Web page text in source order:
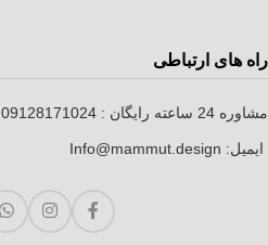
راه های ارتباطی
مشاوره 24 ساعته رایگان : 09128171024
ایمیل: Info@mammut.design